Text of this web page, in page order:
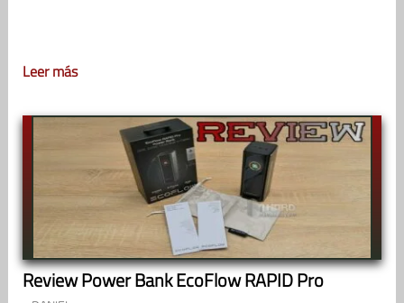
Leer más
Review Power Bank EcoFlow RAPID Pro